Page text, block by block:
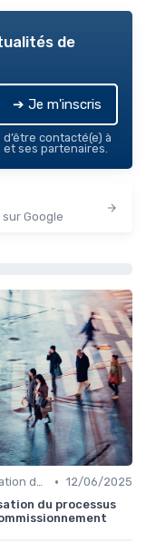
de
➔ Je m'inscris
contacté(e) à
et ses partenaires.
Google
Optimisation des coûts • 12/06/2025
du processus